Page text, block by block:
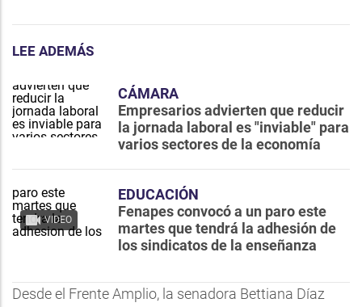
LEE ADEMÁS
CÁMARA
Empresarios advierten que reducir
la jornada laboral es "inviable" para
varios sectores de la economía
VIDEO
EDUCACIÓN
Fenapes convocó a un paro este
martes que tendrá la adhesión de
los sindicatos de la enseñanza
Desde el Frente Amplio, la senadora Bettiana Díaz